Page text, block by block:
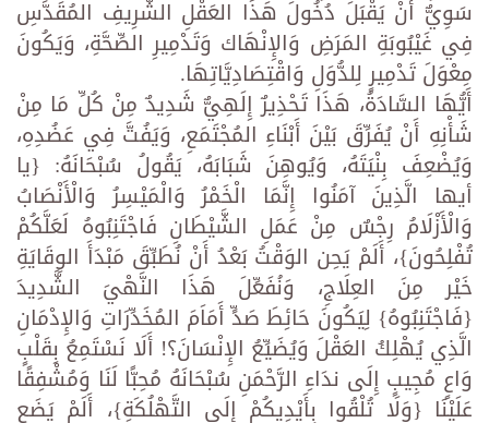
سَوِيٌّ أَنْ يَقْبَلَ دُخُولَ هَذَا العَقْلِ الشَّرِيفِ المُقَدَّسِ
فِي غَيْبُوبَةِ المَرَضِ وَالإِنْهَاك وَتَدْمِيرِ الصِّحَّةِ، وَيَكُونَ
مِعْوَلَ تَدْمِيرٍ لِلدُّوَلِ وَاقْتِصَادِيَّاتِهَا.
أَيُّهَا السَّادَةُ، هَذَا تَحْذِيرٌ إِلَهِيٌّ شَدِيدٌ مِنْ كُلِّ مَا مِنْ
شَأْنِهِ أَنْ يُفَرِّقَ بَيْنَ أَبْنَاءِ المُجْتَمَعِ، وَيَفُتَّ فِي عَضُدِهِ،
وَيُضْعِفَ بِنْيَتَهُ، وَيُوهِنَ شَبَابَهُ، يَقُولُ سُبْحَانَهُ: {يا
أيها الَّذِينَ آمَنُوا إِنَّمَا الْخَمْرُ وَالْمَيْسِرُ وَالْأَنْصَابُ
وَالْأَزْلَامُ رِجْسٌ مِنْ عَمَلِ الشَّيْطَانِ فَاجْتَنِبُوهُ لَعَلَّكُمْ
تُفْلِحُونَ}، أَلَمْ يَحِن الوَقْتُ بَعْدُ أَنْ نُطَبِّقَ مَبْدَأَ الوِقَايَةِ
خَيْر مِنَ العِلَاجِ، وَنُفَعِّلَ هَذَا النَّهْيَ الشَّدِيدَ
{فَاجْتَنِبُوهُ} لِيَكُونَ حَائِطَ صَدٍّ أَمَاَمَ المُخَدِّرَاتِ وَالإِدْمَانِ
الَّذِي يُهْلِكُ العَقْلَ وَيُضَيِّعُ الإِنْسَانَ؟! أَلَا نَسْتَمِعُ بِقَلْبٍ
وَاعٍ مُجِيبٍ إِلَى ندَاءِ الرَّحْمَنِ سُبْحَانَهُ مُحِبًّا لَنَا وَمُشْفِقًا
عَلَيْنَا {وَلَا تُلْقُوا بِأَيْدِيكُمْ إِلَى التَّهْلُكَةِ}، أَلَمْ يَضَع